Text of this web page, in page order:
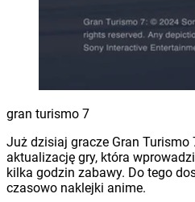
gran turismo 7
Już dzisiaj gracze Gran
aktualizację gry, która
kilka godzin zabawy. Do tego
czasowo naklejki anime.